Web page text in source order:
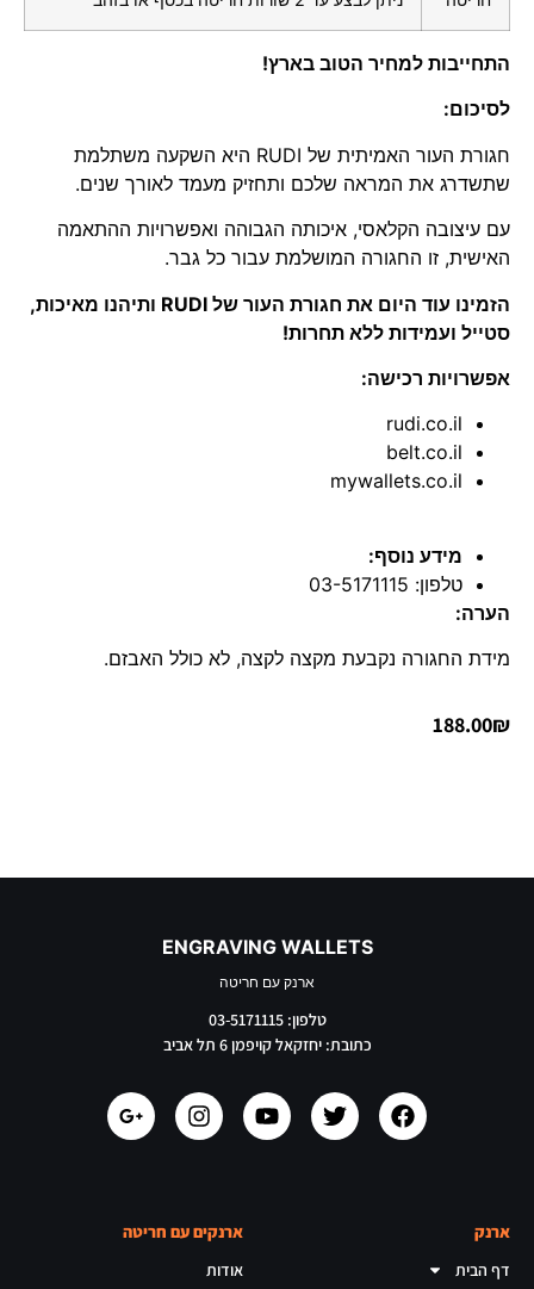
התחייבות למחיר הטוב בארץ!
לסיכום:
חגורת העור האמיתית של RUDI היא השקעה משתלמת
שתשדרג את המראה שלכם ותחזיק מעמד לאורך שנים.
עם עיצובה הקלאסי, איכותה הגבוהה ואפשרויות ההתאמה
האישית, זו החגורה המושלמת עבור כל גבר.
הזמינו עוד היום את חגורת העור של RUDI ותיהנו מאיכות,
סטייל ועמידות ללא תחרות!
אפשרויות רכישה:
rudi.co.il
belt.co.il
mywallets.co.il
מידע נוסף:
טלפון: 03-5171115
הערה:
מידת החגורה נקבעת מקצה לקצה, לא כולל האבזם.
188.00₪
ENGRAVING WALLETS
ארנק עם חריטה
טלפון: 03-5171115
כתובת: יחזקאל קויפמן 6 תל אביב
ארנק
דף הבית
ארנקים עם חריטה
אודות